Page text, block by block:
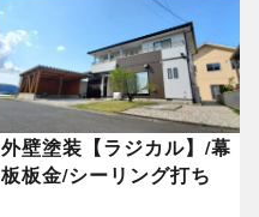
外壁塗装【ラジカル】/幕
板板金/シーリング打ち